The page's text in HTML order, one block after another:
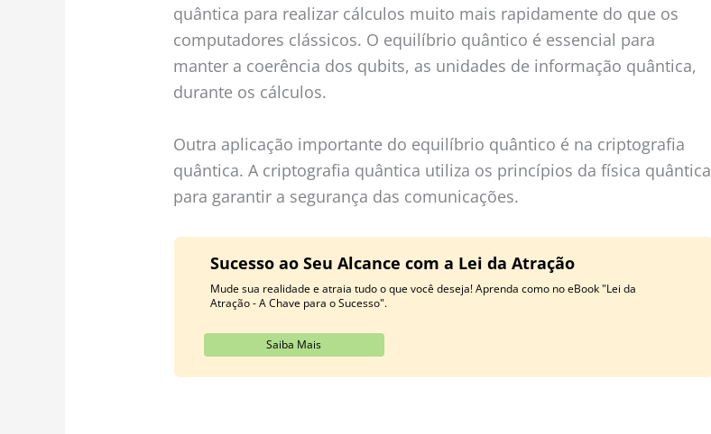
quântica para realizar cálculos muito mais rapidamente do que os
computadores clássicos. O equilíbrio quântico é essencial para
manter a coerência dos qubits, as unidades de informação quântica,
durante os cálculos.
Outra aplicação importante do equilíbrio quântico é na criptografia
quântica. A criptografia quântica utiliza os princípios da física quântica
para garantir a segurança das comunicações.
Sucesso ao Seu Alcance com a Lei da Atração
Mude sua realidade e atraia tudo o que você deseja! Aprenda como no eBook "Lei da
Atração - A Chave para o Sucesso".
Saiba Mais